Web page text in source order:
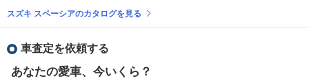
スズキ スペーシアのカタログを見る
車査定を依頼する
あなたの愛車、今いくら？